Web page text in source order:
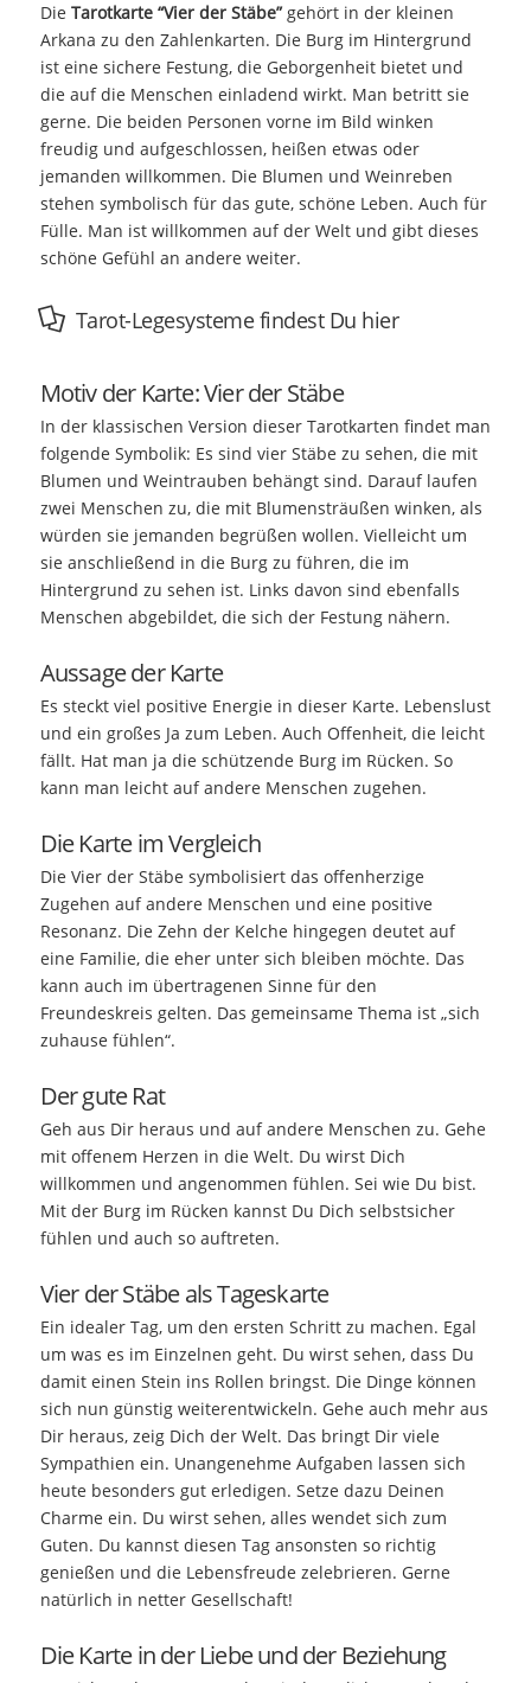
Die Tarotkarte “Vier der Stäbe”gehört in der kleinen
Arkana zu den Zahlenkarten. Die Burg im Hintergrund
ist eine sichere Festung, die Geborgenheit bietet und
die auf die Menschen einladend wirkt. Man betritt sie
gerne. Die beiden Personen vorne im Bild winken
freudig und aufgeschlossen, heißen etwas oder
jemanden willkommen. Die Blumen und Weinreben
stehen symbolisch für das gute, schöne Leben. Auch für
Fülle. Man ist willkommen auf der Welt und gibt dieses
schöne Gefühl an andere weiter.
Tarot-Legesysteme findest Du hier
Motiv der Karte: Vier der Stäbe
In der klassischen Version dieser Tarotkarten findet man
folgende Symbolik: Es sind vier Stäbe zu sehen, die mit
Blumen und Weintrauben behängt sind. Darauf laufen
zwei Menschen zu, die mit Blumensträußen winken, als
würden sie jemanden begrüßen wollen. Vielleicht um
sie anschließend in die Burg zu führen, die im
Hintergrund zu sehen ist. Links davon sind ebenfalls
Menschen abgebildet, die sich der Festung nähern.
Aussage der Karte
Es steckt viel positive Energie in dieser Karte. Lebenslust
und ein großes Ja zum Leben. Auch Offenheit, die leicht
fällt. Hat man ja die schützende Burg im Rücken. So
kann man leicht auf andere Menschen zugehen.
Die Karte im Vergleich
Die Vier der Stäbe symbolisiert das offenherzige
Zugehen auf andere Menschen und eine positive
Resonanz. Die Zehn der Kelche hingegen deutet auf
eine Familie, die eher unter sich bleiben möchte. Das
kann auch im übertragenen Sinne für den
Freundeskreis gelten. Das gemeinsame Thema ist „sich
zuhause fühlen“.
Der gute Rat
Geh aus Dir heraus und auf andere Menschen zu. Gehe
mit offenem Herzen in die Welt. Du wirst Dich
willkommen und angenommen fühlen. Sei wie Du bist.
Mit der Burg im Rücken kannst Du Dich selbstsicher
fühlen und auch so auftreten.
Vier der Stäbe als Tageskarte
Ein idealer Tag, um den ersten Schritt zu machen. Egal
um was es im Einzelnen geht. Du wirst sehen, dass Du
damit einen Stein ins Rollen bringst. Die Dinge können
sich nun günstig weiterentwickeln. Gehe auch mehr aus
Dir heraus, zeig Dich der Welt. Das bringt Dir viele
Sympathien ein. Unangenehme Aufgaben lassen sich
heute besonders gut erledigen. Setze dazu Deinen
Charme ein. Du wirst sehen, alles wendet sich zum
Guten. Du kannst diesen Tag ansonsten so richtig
genießen und die Lebensfreude zelebrieren. Gerne
natürlich in netter Gesellschaft!
Die Karte in der Liebe und der Beziehung